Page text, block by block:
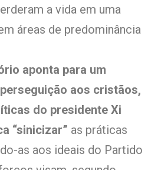
a vida em uma
áreas de predominância
aponta para um
aos cristãos,
do presidente Xi
“sinicizar” as práticas
as aos ideais do Partido